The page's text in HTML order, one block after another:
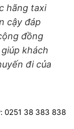
hãng taxi
cậy đáp
đồng
khách
đi của
0251 38 383 838